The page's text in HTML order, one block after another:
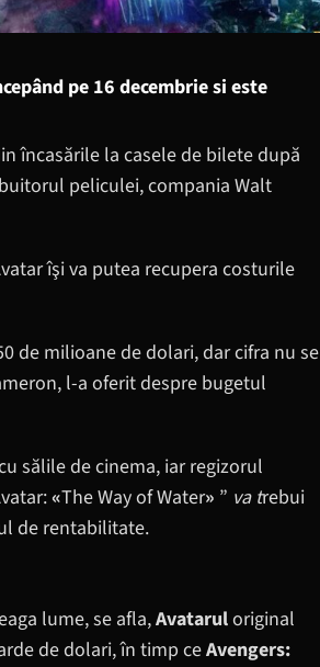
pe 16 decembrie si este
încasările la casele de bilete după
peliculei, compania Walt
îşi va putea recupera costurile
de milioane de dolari, dar cifra nu se
l-a oferit despre bugetul
sălile de cinema, iar regizorul
«The Way of Water» ” va trebui
de rentabilitate.
lume, se afla,Avataruloriginal
de dolari, în timp ceAvengers: